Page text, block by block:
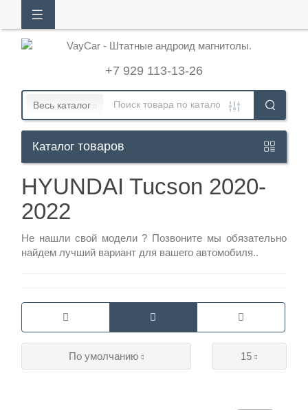
ТОВАРОВ
113-
13-
работы
+7 929 113-13-26
Весь каталог
Каталог товаров
HYUNDAI Tucson 2020-
2022
Не нашли свой модели ? Позвоните мы обязательно
найдем лучший вариант для вашего автомобиля..
15
По умолчанию